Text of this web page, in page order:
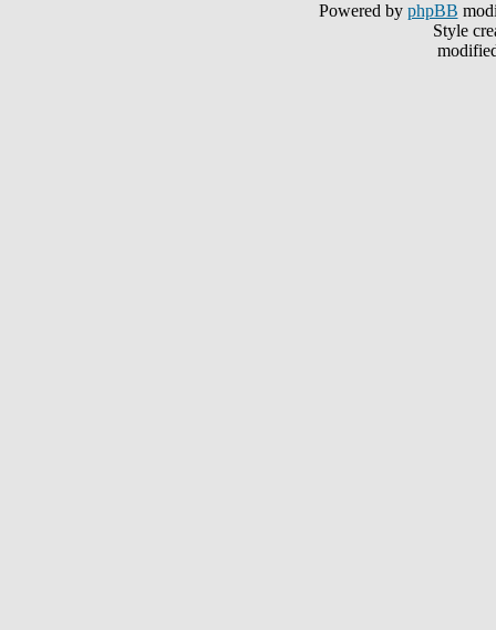
Powered by phpBB
Style